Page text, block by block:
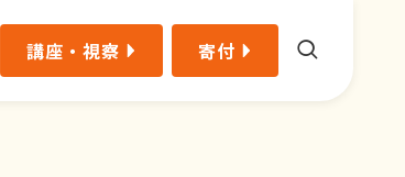
講座・視察 寄付